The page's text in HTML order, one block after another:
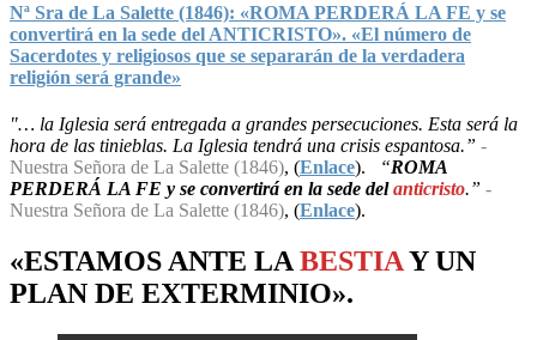
Nª Sra de La Salette (1846): «ROMA PERDERÁ LA FE y se
convertirá en la sede del ANTICRISTO». «El número de
Sacerdotes y religiosos que se separarán de la verdadera
religión será grande»
"… la Iglesia será entregada a grandes persecuciones. Esta será la
hora de las tinieblas. La Iglesia tendrá una crisis espantosa.” -
Nuestra Señora de La Salette (1846), (Enlace). “ROMA
PERDERÁ LA FE y se convertirá en la sede delanticristo.” -
Nuestra Señora de La Salette (1846), (Enlace).
«ESTAMOS ANTE LA BESTIAY UN
PLAN DE EXTERMINIO».